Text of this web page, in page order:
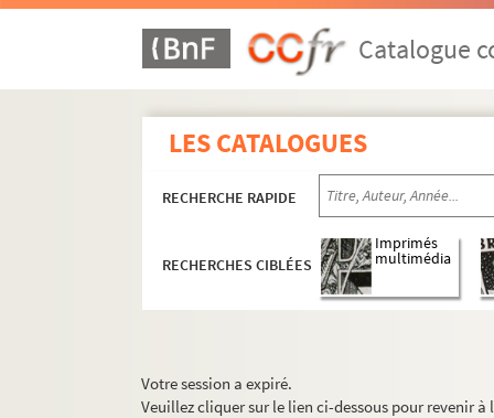
Catalogue
LES CATALOGUES
RECHERCHE RAPIDE
RECHERCHES CIBLÉES
Imprimés
multimédia
Votre session a expiré.
Veuillez cliquer sur le lien ci-dessous pour revenir